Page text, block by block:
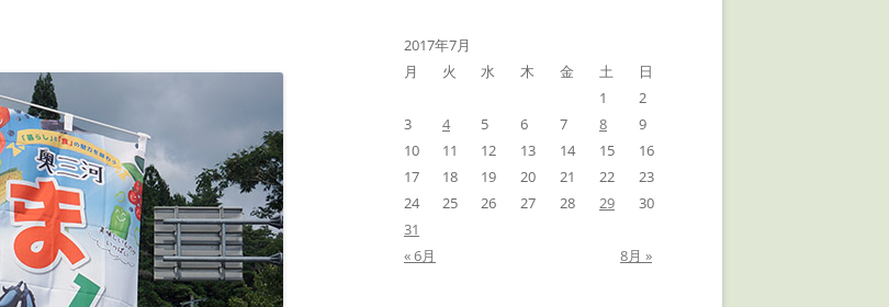
2017年7月
月
火 水 木 金 土
日
1
2
3
4 5 6 7 8
9
10
11 12 13 14 15
16
17
18 19 20 21 22
23
24
25 26 27 28 29
30
31
« 6月
8月 »